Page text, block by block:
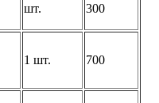
шт. 300
1 шт. 700